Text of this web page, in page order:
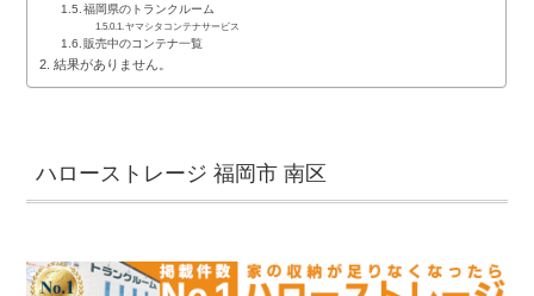
福岡県のトランクルーム
ヤマシタコンテナサービス
販売中のコンテナ一覧
結果がありません。
ハローストレージ 福岡市 南区